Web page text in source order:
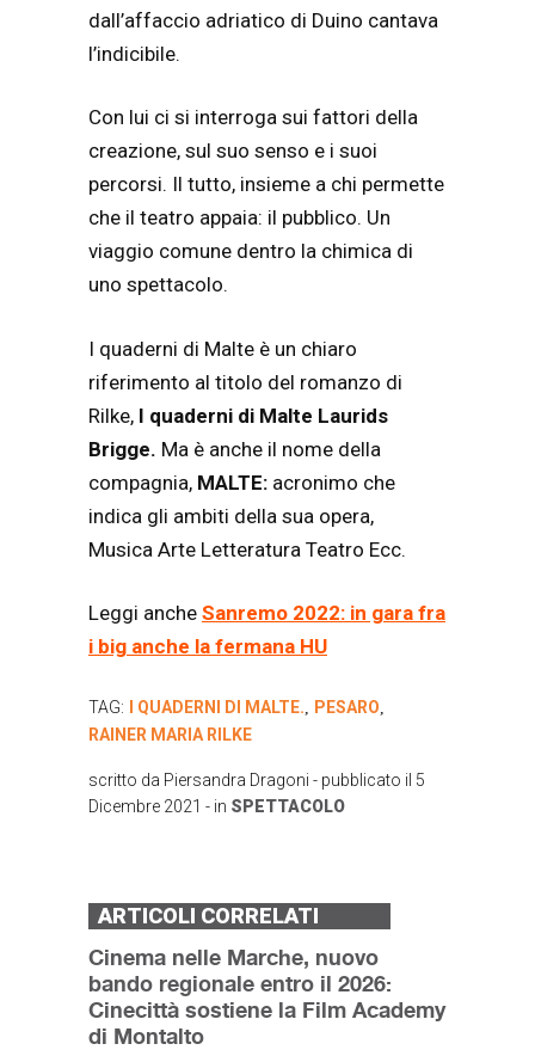
dall’affaccio adriatico di Duino cantava
l’indicibile.
Con lui ci si interroga sui fattori della
creazione, sul suo senso e i suoi
percorsi. Il tutto, insieme a chi permette
che il teatro appaia: il pubblico. Un
viaggio comune dentro la chimica di
uno spettacolo.
I quaderni di Malte è un chiaro
riferimento al titolo del romanzo di
Rilke, I quaderni di Malte Laurids
Brigge. Ma è anche il nome della
compagnia, MALTE: acronimo che
indica gli ambiti della sua opera,
Musica Arte Letteratura Teatro Ecc.
Leggi anche Sanremo 2022: in gara fra
i big anche la fermana HU
TAG: I QUADERNI DI MALTE. PESARO
RAINER MARIA RILKE
scritto da Piersandra Dragoni - pubblicato il 5
Dicembre 2021 - in SPETTACOLO
ARTICOLI CORRELATI
Cinema nelle Marche, nuovo
bando regionale entro il 2026:
Cinecittà sostiene la Film Academy
di Montalto